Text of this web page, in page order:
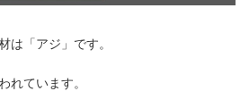
は「アジ」です。
れています。